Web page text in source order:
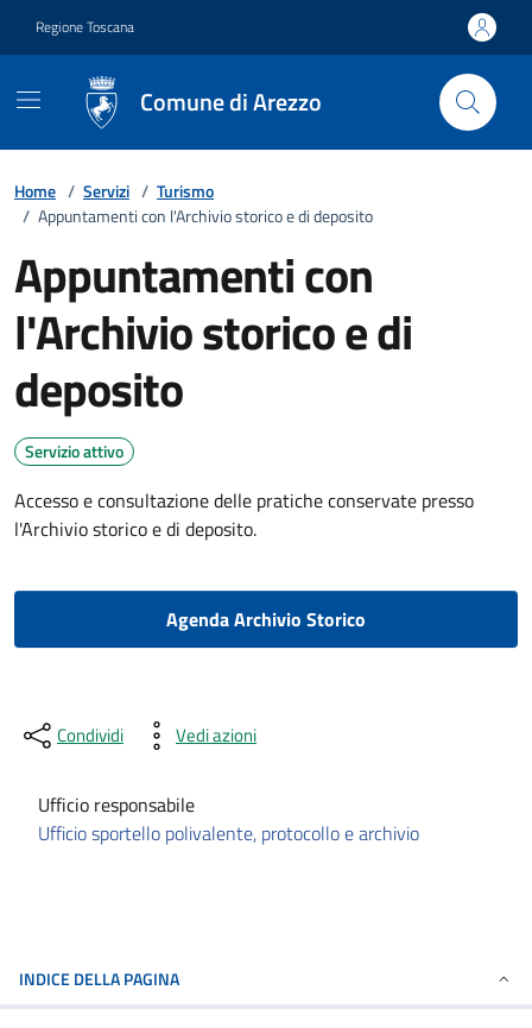
Regione Toscana
Comune di Arezzo
Home / Servizi / Turismo
/ Appuntamenti con l'Archivio storico e di deposito
Appuntamenti con
l'Archivio storico e di
deposito
Servizio attivo
Accesso e consultazione delle pratiche conservate presso
l'Archivio storico e di deposito.
Agenda Archivio Storico
Condividi Vedi azioni
Ufficio responsabile
Ufficio sportello polivalente, protocollo e archivio
INDICE DELLA PAGINA